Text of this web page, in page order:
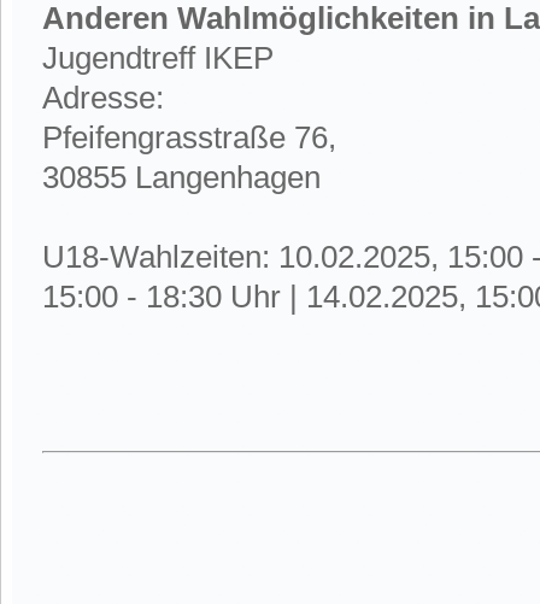
Anderen Wahlmöglichkeiten in
Jugendtreff IKEP
Adresse:
Pfeifengrasstraße 76,
30855 Langenhagen
U18-Wahlzeiten: 10.02.2025, 15:00
15:00 - 18:30 Uhr | 14.02.2025,